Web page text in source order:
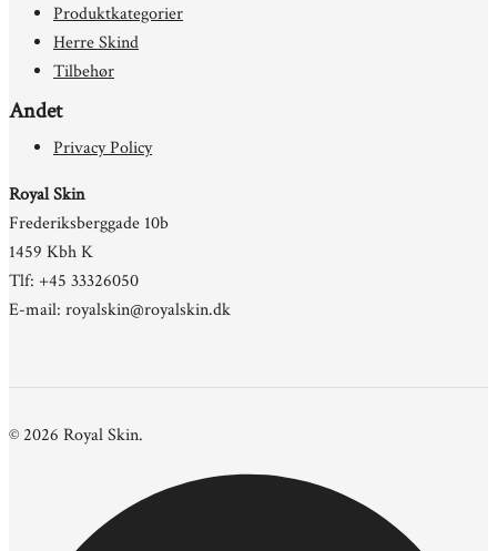
Produktkategorier
Herre Skind
Tilbehør
Andet
Privacy Policy
Royal Skin
Frederiksberggade 10b
1459 Kbh K
Tlf: +45 33326050
E-mail: royalskin@royalskin.dk
© 2026 Royal Skin.